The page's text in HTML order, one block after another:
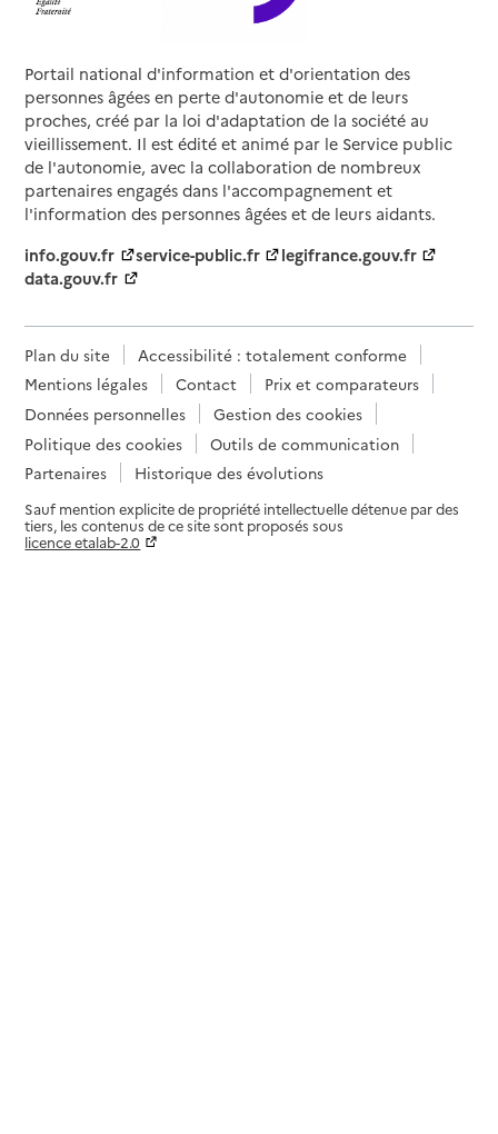
Portail national d'information et d'orientation des
personnes âgées en perte d'autonomie et de leurs
proches, créé par la loi d'adaptation de la société au
vieillissement. Il est édité et animé par le Service public
de l'autonomie, avec la collaboration de nombreux
partenaires engagés dans l'accompagnement et
l'information des personnes âgées et de leurs aidants.
info.gouv.fr
service-public.fr
legifrance.gouv.fr
data.gouv.fr
Plan du site
Accessibilité : totalement conforme
Mentions légales
Contact
Prix et comparateurs
Données personnelles
Gestion des cookies
Politique des cookies
Outils de communication
Partenaires
Historique des évolutions
Sauf mention explicite de propriété intellectuelle détenue par des
tiers, les contenus de ce site sont proposés sous
licence etalab-2.0